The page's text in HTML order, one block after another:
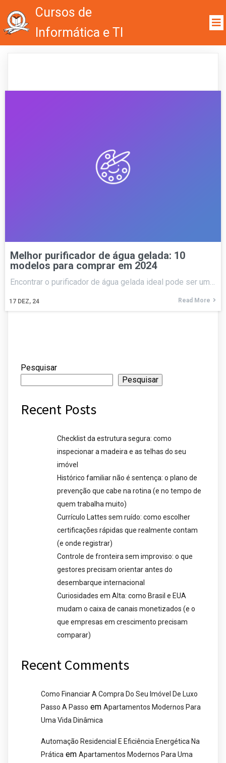
Cursos de
Informática e TI
Melhor purificador de água gelada: 10
modelos para comprar em 2024
17 DEZ, 24
Encontrar o purificador de água gelada ideal pode ser um…
Read More
Pesquisar
Pesquisar
Recent Posts
Checklist da estrutura segura: como
inspecionar a madeira e as telhas do seu
imóvel
Histórico familiar não é sentença: o plano de
prevenção que cabe na rotina (e no tempo de
quem trabalha muito)
Currículo Lattes sem ruído: como escolher
certificações rápidas que realmente contam
(e onde registrar)
Controle de fronteira sem improviso: o que
gestores precisam orientar antes do
desembarque internacional
Curiosidades em Alta: como Brasil e EUA
mudam o caixa de canais monetizados (e o
que empresas em crescimento precisam
comparar)
Recent Comments
Como Financiar A Compra Do Seu Imóvel De Luxo
Passo A Passo em Apartamentos Modernos Para
Uma Vida Dinâmica
Automação Residencial E Eficiência Energética Na
Prática em Apartamentos Modernos Para Uma